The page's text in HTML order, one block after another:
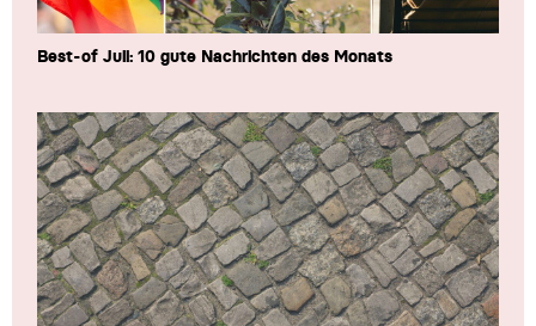
Best-of Juli: 10 gute Nachrichten des Monats